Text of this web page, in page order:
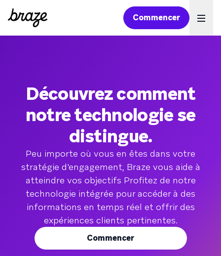
Commencer
Découvrez comment
notre technologie se
distingue.
Peu importe où vous en êtes dans votre
stratégie d'engagement, Braze vous aide à
atteindre vos objectifs Profitez de notre
technologie intégrée pour accéder à des
informations en temps réel et offrir des
expériences clients pertinentes.
Commencer